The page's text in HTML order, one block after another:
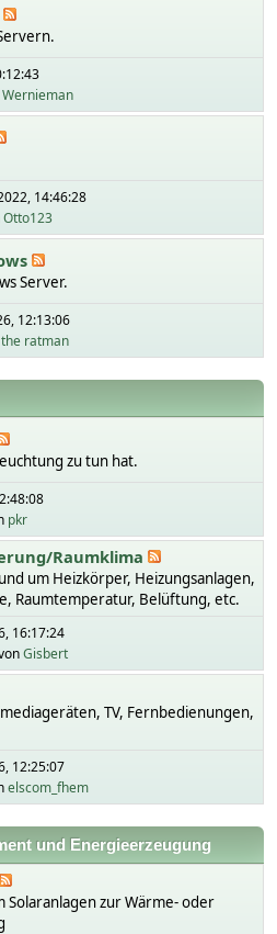
Wernieman
14:46:28
Otto123
Server.
12:13:06
the ratman
zu tun hat.
pkr
Raumklima
um Heizkörper, Heizungsanlagen,
Raumtemperatur, Belüftung, etc.
16:17:24
Gisbert
TV, Fernbedienungen,
12:25:07
elscom_fhem
und Energieerzeugung
Solaranlagen zur Wärme- oder